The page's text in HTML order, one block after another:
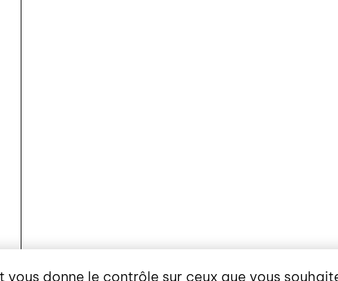
vous donne le contrôle sur ceux que vous